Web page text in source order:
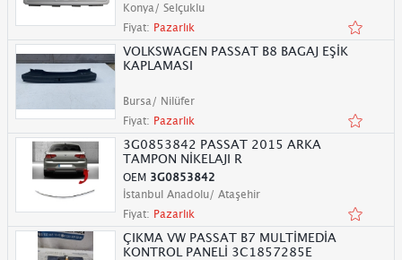
Konya/ Selçuklu
Fiyat: Pazarlık
VOLKSWAGEN PASSAT B8 BAGAJ EŞİK
KAPLAMASI
Bursa/ Nilüfer
Fiyat: Pazarlık
3G0853842 PASSAT 2015 ARKA
TAMPON NİKELAJI R
OEM 3G0853842
İstanbul Anadolu/ Ataşehir
Fiyat: Pazarlık
ÇIKMA VW PASSAT B7 MULTİMEDİA
KONTROL PANELİ 3C1857285E